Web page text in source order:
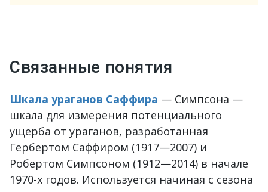
Связанные понятия
Шкала ураганов Саффира — Симпсона —
шкала для измерения потенциального
ущерба от ураганов, разработанная
Гербертом Саффиром (1917—2007) и
Робертом Симпсоном (1912—2014) в начале
1970-х годов. Используется начиная с сезона